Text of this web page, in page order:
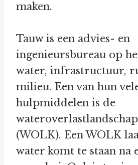
maken.
Tauw is een advies- en
ingenieursbureau op
water, infrastructuur,
milieu. Een van hun
hulpmiddelen is de
(WOLK). Een WOLK
water komt te staan na